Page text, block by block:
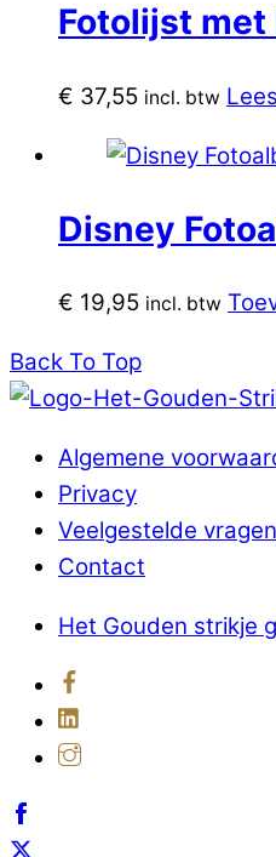
Fotolijst met
€ 37,55 incl. btw
Disney
€ 19,95 incl. btw
Back To Top
Algemene
Privacy
Veelgestelde vragen
Contact
Het Gouden strikje